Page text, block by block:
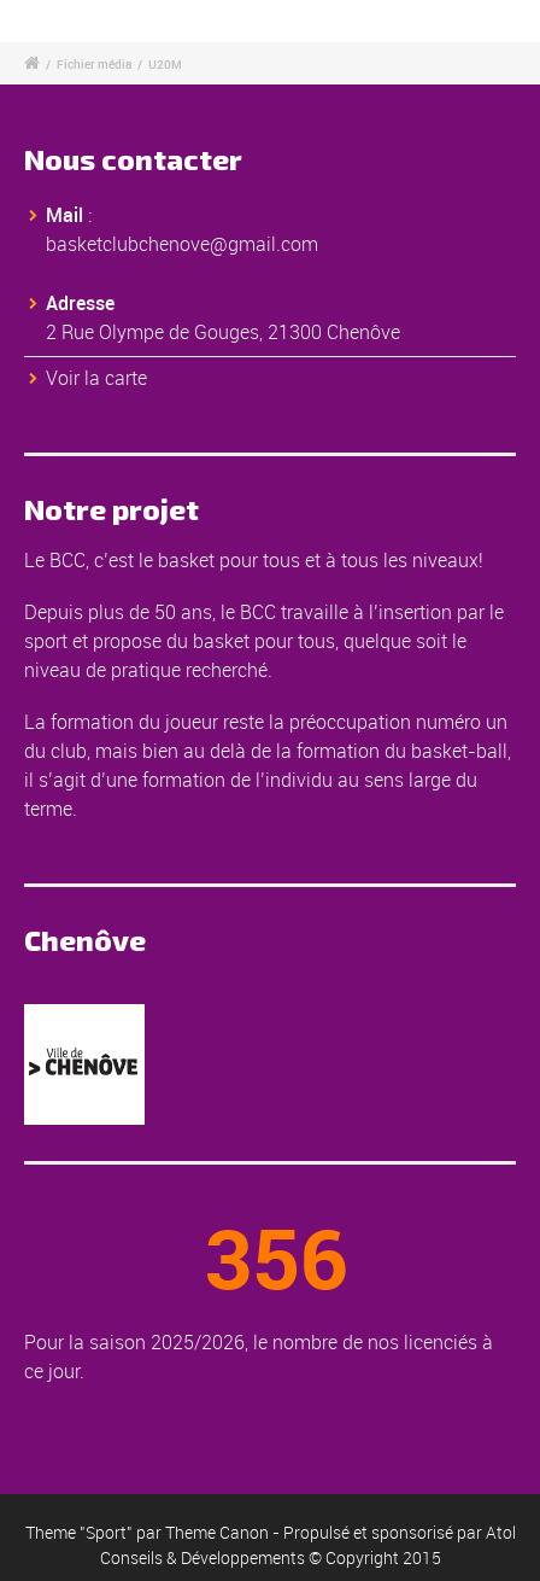
/ Fichier média / U20M
Nous contacter
Mail :
basketclubchenove@gmail.com
Adresse
2 Rue Olympe de Gouges, 21300 Chenôve
Voir la carte
Notre projet
Le BCC, c’est le basket pour tous et à tous les niveaux!
Depuis plus de 50 ans, le BCC travaille à l’insertion par le
sport et propose du basket pour tous, quelque soit le
niveau de pratique recherché.
La formation du joueur reste la préoccupation numéro un
du club, mais bien au delà de la formation du basket-ball,
il s’agit d’une formation de l’individu au sens large du
terme.
Chenôve
356
Pour la saison 2025/2026, le nombre de nos licenciés à
ce jour.
Theme "Sport" parTheme Canon - Propulsé et sponsorisé parAtol
Conseils & Développements© Copyright 2015